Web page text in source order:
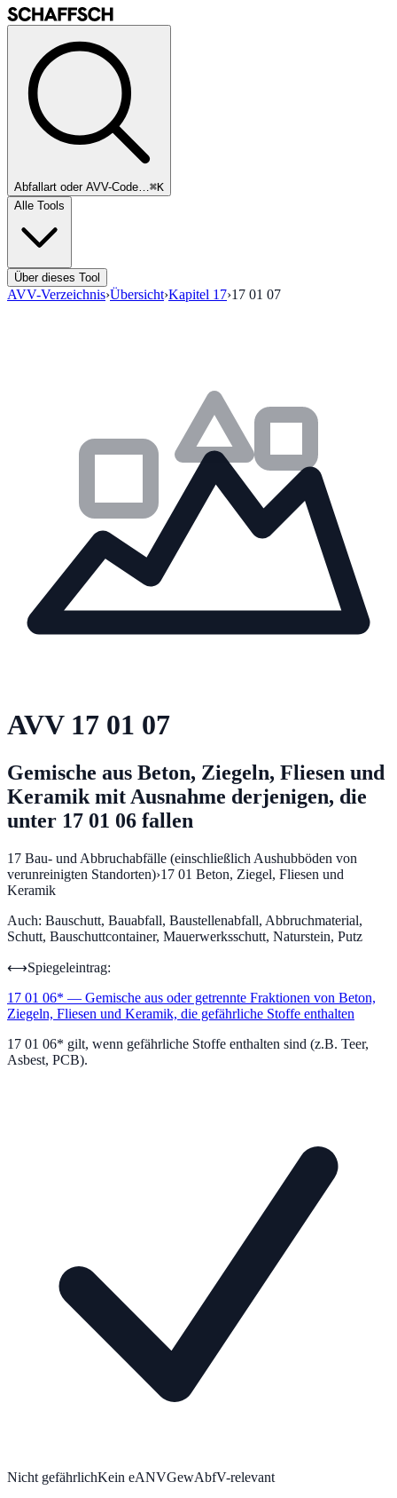
Abfallart oder AVV-Code…⌘K
Alle Tools
Über dieses Tool
AVV-Verzeichnis›Übersicht›Kapitel 17›17 01 07
AVV 17 01 07
Gemische aus Beton, Ziegeln, Fliesen und
Keramik mit Ausnahme derjenigen, die
unter 17 01 06 fallen
17 Bau- und Abbruchabfälle (einschließlich Aushubböden von
verunreinigten Standorten)›17 01 Beton, Ziegel, Fliesen und
Keramik
Auch: Bauschutt, Bauabfall, Baustellenabfall, Abbruchmaterial,
Schutt, Bauschuttcontainer, Mauerwerksschutt, Naturstein, Putz
⟷Spiegeleintrag:
17 01 06* — Gemische aus oder getrennte Fraktionen von Beton,
Ziegeln, Fliesen und Keramik, die gefährliche Stoffe enthalten
17 01 06* gilt, wenn gefährliche Stoffe enthalten sind (z.B. Teer,
Asbest, PCB).
Nicht gefährlichKein eANVGewAbfV-relevant